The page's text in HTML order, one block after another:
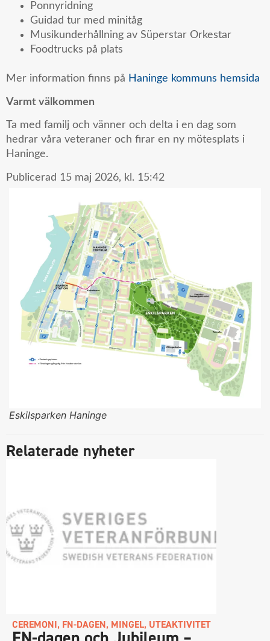
Ponnyridning
Guidad tur med minitåg
Musikunderhållning av Süperstar Orkestar
Foodtrucks på plats
Mer information finns på Haninge kommuns hemsida
Varmt välkommen
Ta med familj och vänner och delta i en dag som
hedrar våra veteraner och firar en ny mötesplats i
Haninge.
Publicerad 15 maj 2026, kl. 15:42
Eskilsparken Haninge
Relaterade nyheter
CEREMONI, FN-DAGEN, MINGEL, UTEAKTIVITET